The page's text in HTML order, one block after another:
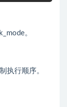
。
执行顺序。